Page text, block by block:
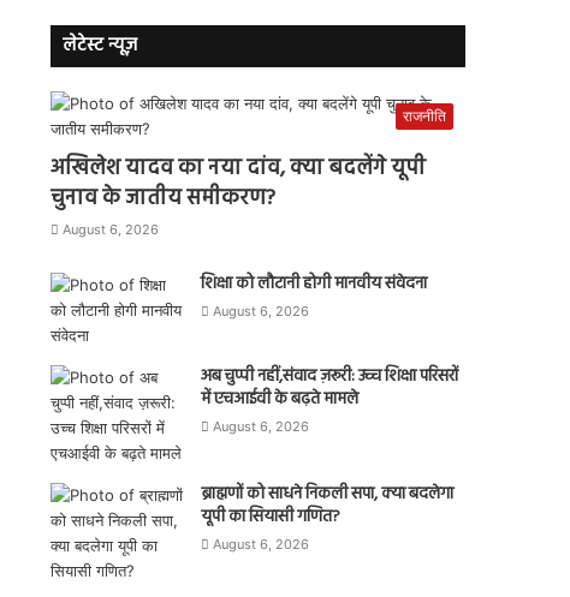
लेटेस्ट न्यूज़
राजनीति
अखिलेश यादव का नया दांव, क्या बदलेंगे यूपी
चुनाव के जातीय समीकरण?
August 6, 2026
शिक्षा को लौटानी होगी मानवीय संवेदना
August 6, 2026
अब चुप्पी नहीं,संवाद ज़रूरी: उच्च शिक्षा परिसरों
में एचआईवी के बढ़ते मामले
August 6, 2026
ब्राह्मणों को साधने निकली सपा, क्या बदलेगा
यूपी का सियासी गणित?
August 6, 2026